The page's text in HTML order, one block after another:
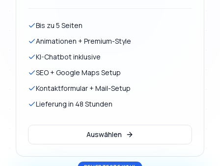
Bis zu 5 Seiten
Animationen + Premium-Style
KI-Chatbot inklusive
SEO + Google Maps Setup
Kontaktformular + Mail-Setup
Lieferung in 48 Stunden
Auswählen